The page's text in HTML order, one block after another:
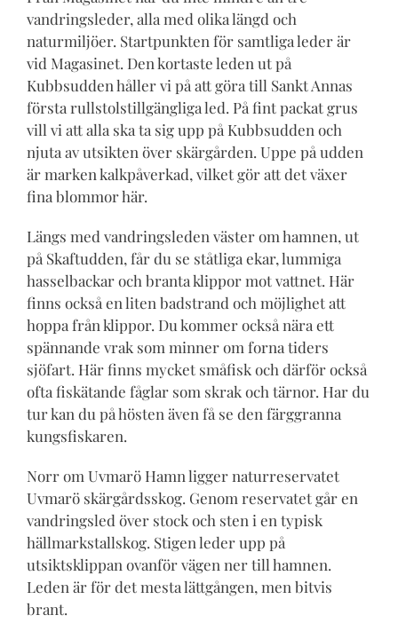
vandringsleder, alla med olika längd och
naturmiljöer. Startpunkten för samtliga leder är
vid Magasinet. Den kortaste leden ut på
Kubbsudden håller vi på att göra till Sankt Annas
första rullstolstillgängliga led. På fint packat grus
vill vi att alla ska ta sig upp på Kubbsudden och
njuta av utsikten över skärgården. Uppe på udden
är marken kalkpåverkad, vilket gör att det växer
fina blommor här.
Längs med vandringsleden väster om hamnen, ut
på Skaftudden, får du se ståtliga ekar, lummiga
hasselbackar och branta klippor mot vattnet. Här
finns också en liten badstrand och möjlighet att
hoppa från klippor. Du kommer också nära ett
spännande vrak som minner om forna tiders
sjöfart. Här finns mycket småfisk och därför också
ofta fiskätande fåglar som skrak och tärnor. Har du
tur kan du på hösten även få se den färggranna
kungsfiskaren.
Norr om Uvmarö Hamn ligger naturreservatet
Uvmarö skärgårdsskog. Genom reservatet går en
vandringsled över stock och sten i en typisk
hällmarkstallskog. Stigen leder upp på
utsiktsklippan ovanför vägen ner till hamnen.
Leden är för det mesta lättgången, men bitvis
brant.